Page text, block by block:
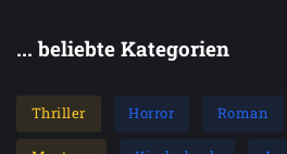
... beliebte Kategorien
Thriller Horror Roman